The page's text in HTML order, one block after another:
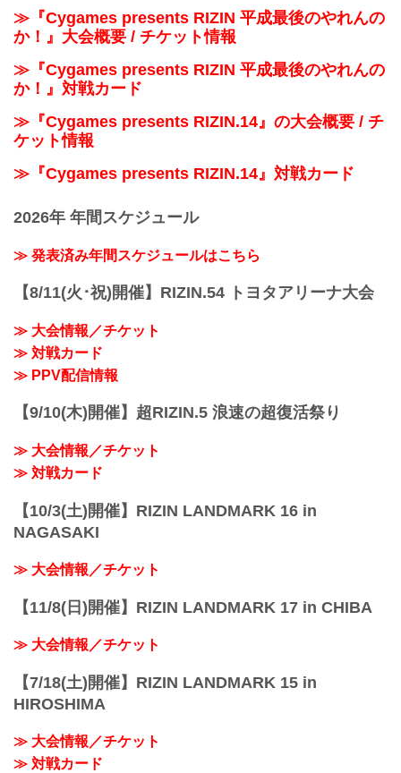
≫『Cygames presents RIZIN 平成最後のやれんの
か！』大会概要 / チケット情報
≫『Cygames presents RIZIN 平成最後のやれんの
か！』対戦カード
≫『Cygames presents RIZIN.14』の大会概要 / チ
ケット情報
≫『Cygames presents RIZIN.14』対戦カード
2026年 年間スケジュール
≫ 発表済み年間スケジュールはこちら
【8/11(火･祝)開催】RIZIN.54 トヨタアリーナ大会
≫ 大会情報／チケット
≫ 対戦カード
≫ PPV配信情報
【9/10(木)開催】超RIZIN.5 浪速の超復活祭り
≫ 大会情報／チケット
≫ 対戦カード
【10/3(土)開催】RIZIN LANDMARK 16 in
NAGASAKI
≫ 大会情報／チケット
【11/8(日)開催】RIZIN LANDMARK 17 in CHIBA
≫ 大会情報／チケット
【7/18(土)開催】RIZIN LANDMARK 15 in
HIROSHIMA
≫ 大会情報／チケット
≫ 対戦カード